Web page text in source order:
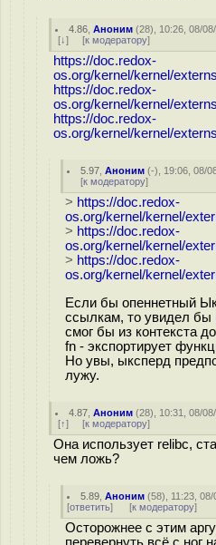
4.86 ,Аноним (28), 10:26, 08/
[↓] [к модератору]
https://doc.redox-
os.org/kernel/kernel/
https://doc.redox-
os.org/kernel/kernel/
https://doc.redox-
os.org/kernel/kernel/
5.97 ,Аноним (-), 19:06, 08/
[к модератору]
> https://doc.redox-
os.org/kernel/kernel/
> https://doc.redox-
os.org/kernel/kernel/
> https://doc.redox-
os.org/kernel/kernel/
Если бы опеннетный
ссылкам, то увидел бы
смог бы из контекста
fn - экспортирует
Но увы, ыксперд
лужу.
4.87 ,Аноним (28), 10:31, 08/
[↑] [к модератору]
Она использует relibc,
чем ложь?
5.89 ,Аноним (58), 11:23, 08/
[ответить] [к модератору]
Осторожнее с этим